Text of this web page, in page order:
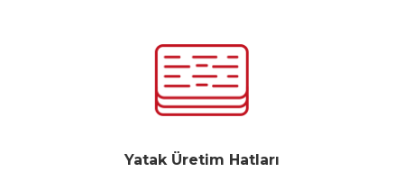
Yatak Üretim Hatları